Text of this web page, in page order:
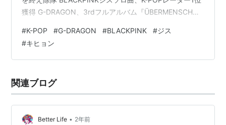
獲得 G-DRAGON、3rdフルアルバム『ÜBERMENSCH』
『ÜBERMENSCH(ウーバーメンシュ)』をリリースする予
定です。予約期間は2月10日15:00～2月24日でYES24、
Apple Music、アラジン、Ktown4U など、オンラインシ
#K-POP #G-DRAGON #BLACKPINK #ジス
#キヒョン
関連ブログ
Better Life • 2年前